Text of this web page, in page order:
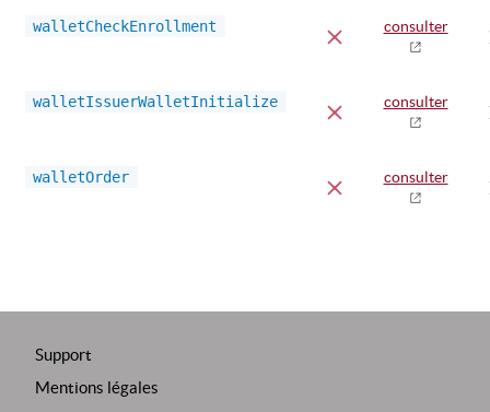
walletCheckEnrollment consulter
walletIssuerWalletInitialize consulter
walletOrder consulter
Support
Mentions légales